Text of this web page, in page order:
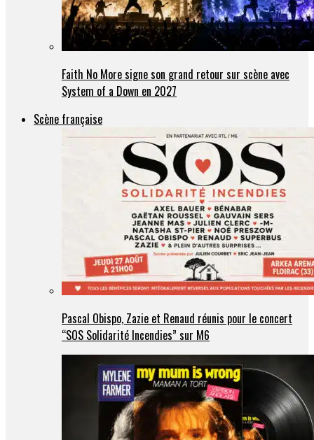
Faith No More signe son grand retour sur scène avec
System of a Down en 2027
Scène française
Pascal Obispo, Zazie et Renaud réunis pour le concert
“SOS Solidarité Incendies” sur M6